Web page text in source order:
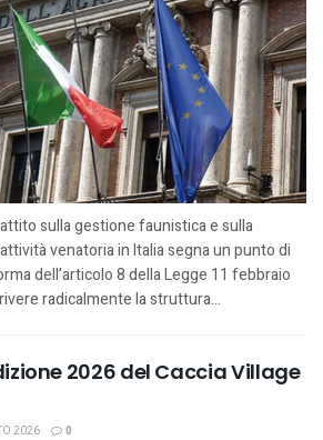
sulla gestione faunistica e sulla
venatoria in Italia segna un punto di
dell’articolo 8 della Legge 11 febbraio
radicalmente la struttura...
2026 del Caccia Village
2026 0